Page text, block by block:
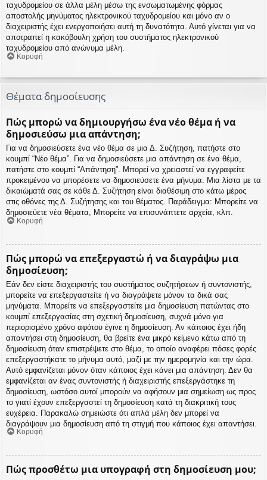
ταχυδρομείου σε άλλα μέλη μέσω της ενσωματωμένης φόρμας
αποστολής μηνύματος ηλεκτρονικού ταχυδρομείου και μόνο αν ο
διαχειριστής έχει ενεργοποιήσει αυτή τη δυνατότητα. Αυτό γίνεται για να
αποτραπεί η κακόβουλη χρήση του συστήματος ηλεκτρονικού
ταχυδρομείου από ανώνυμα μέλη.
Κορυφή
Θέματα δημοσίευσης
Πώς μπορώ να δημιουργήσω ένα νέο θέμα ή να
δημοσιεύσω μια απάντηση;
Για να δημοσιεύσετε ένα νέο θέμα σε μια Δ. Συζήτηση, πατήστε στο
κουμπί “Νέο θέμα”. Για να δημοσιεύσετε μια απάντηση σε ένα θέμα,
πατήστε στο κουμπί “Απάντηση”. Μπορεί να χρειαστεί να εγγραφείτε
προκειμένου να μπορέσετε να δημοσιεύσετε ένα μήνυμα. Μια λίστα με τα
δικαιώματά σας σε κάθε Δ. Συζήτηση είναι διαθέσιμη στο κάτω μέρος
στις οθόνες της Δ. Συζήτησης και του θέματος. Παράδειγμα: Μπορείτε να
δημοσιεύετε νέα θέματα, Μπορείτε να επισυνάπτετε αρχεία, κλπ.
Κορυφή
Πώς μπορώ να επεξεργαστώ ή να διαγράψω μια
δημοσίευση;
Εάν δεν είστε διαχειριστής του συστήματος συζητήσεων ή συντονιστής,
μπορείτε να επεξεργαστείτε ή να διαγράψετε μόνον τα δικά σας
μηνύματα. Μπορείτε να επεξεργαστείτε μια δημοσίευση πατώντας στο
κουμπί επεξεργασίας στη σχετική δημοσίευση, συχνά μόνο για
περιορισμένο χρόνο αφότου έγινε η δημοσίευση. Αν κάποιος έχει ήδη
απαντήσει στη δημοσίευση, θα βρείτε ένα μικρό κείμενο κάτω από τη
δημοσίευση όταν επιστρέψετε στο θέμα, το οποίο αναφέρει πόσες φορές
επεξεργαστήκατε το μήνυμα αυτό, μαζί με την ημερομηνία και την ώρα.
Αυτό εμφανίζεται μόνον όταν κάποιος έχει κάνει μια απάντηση. Δεν θα
εμφανίζεται αν ένας συντονιστής ή διαχειριστής επεξεργάστηκε τη
δημοσίευση, ωστόσο αυτοί μπορούν να αφήσουν μια σημείωση ως προς
το γιατί έχουν επεξεργαστεί τη δημοσίευση κατά τη διακριτική τους
ευχέρεια. Παρακαλώ σημειώστε ότι απλά μέλη δεν μπορεί να
διαγράψουν μια δημοσίευση από τη στιγμή που κάποιος έχει απαντήσει.
Κορυφή
Πώς προσθέτω μια υπογραφή στη δημοσίευση μου;